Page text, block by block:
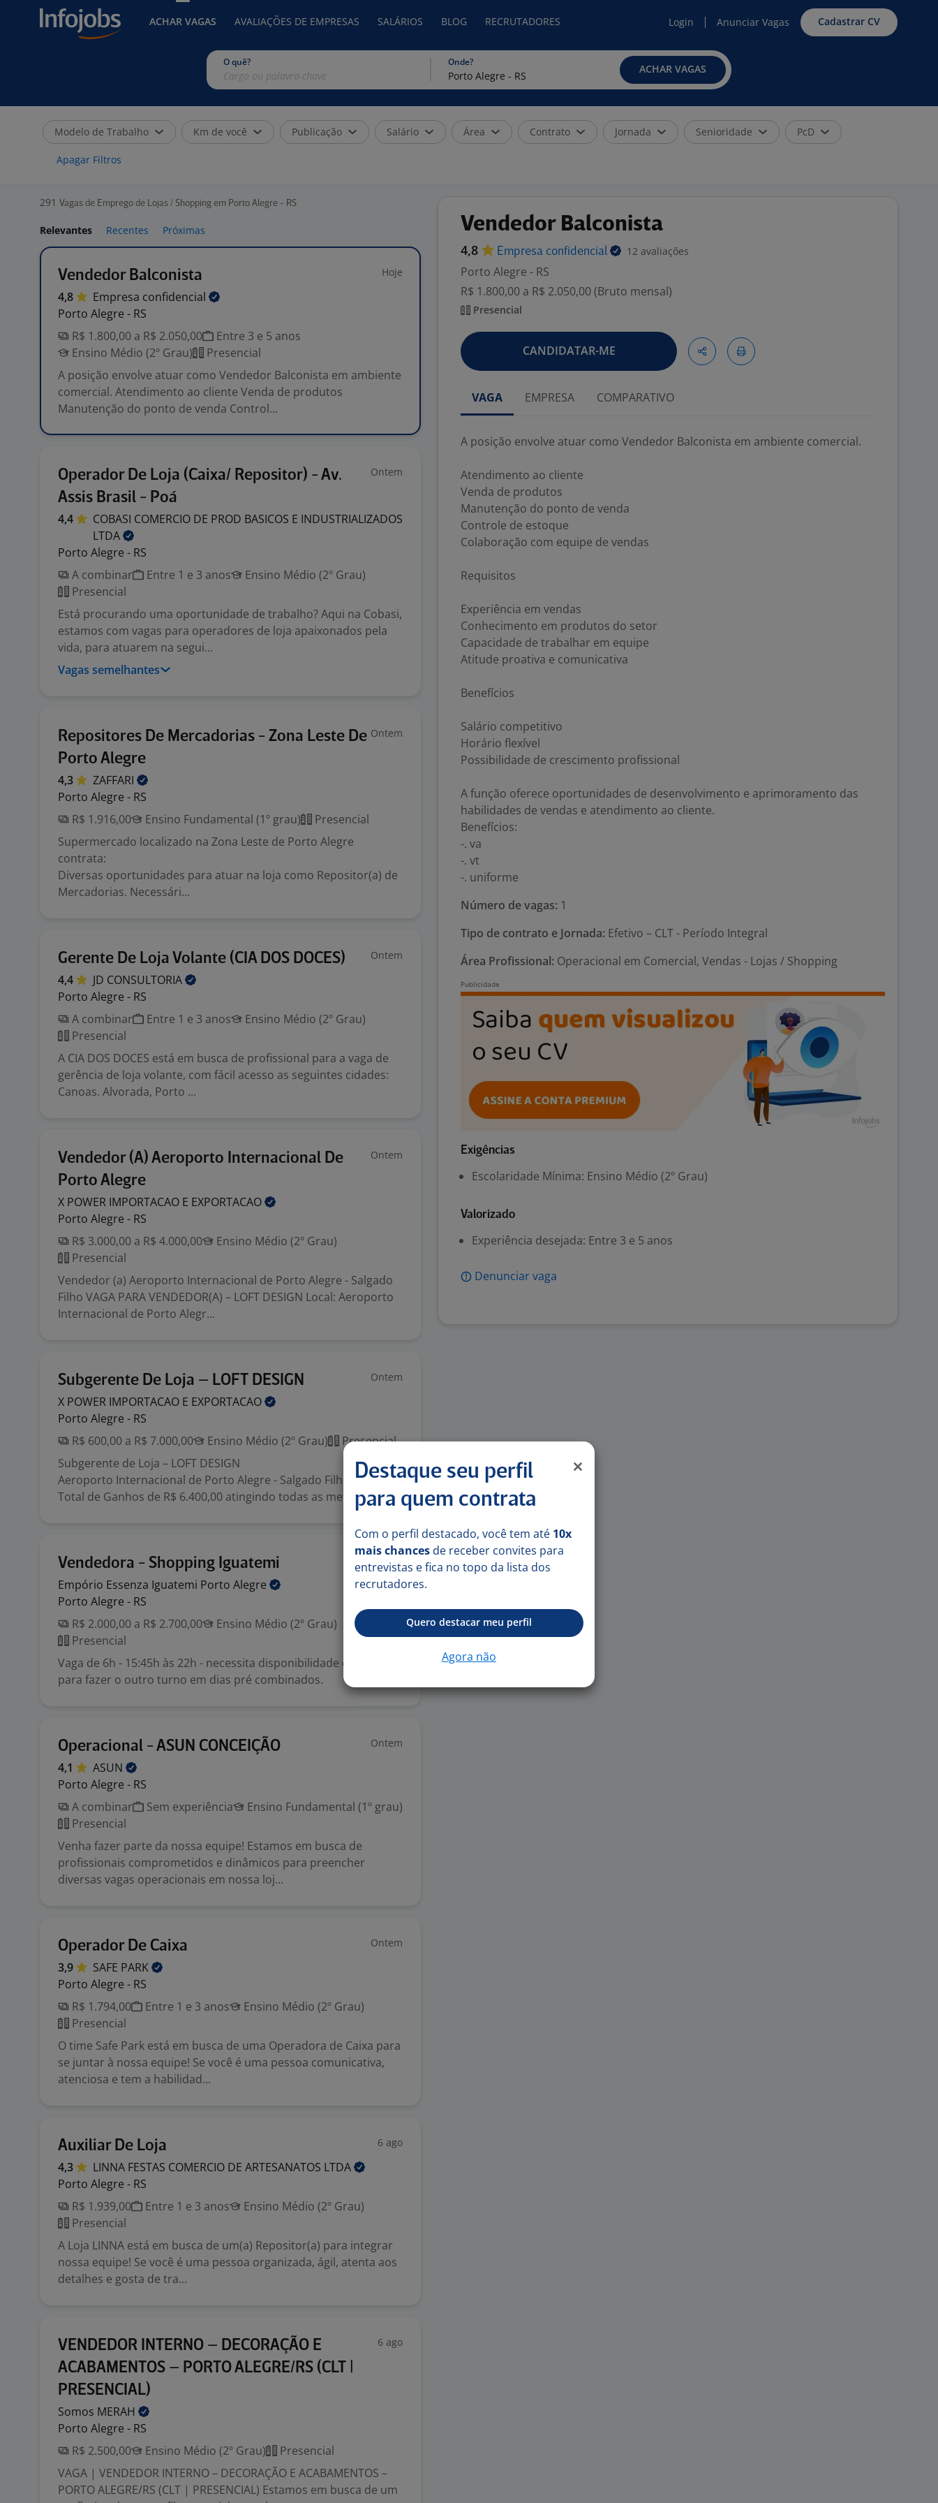
ACHAR VAGAS AVALIAÇÕES DE EMPRESAS SALÁRIOS BLOG RECRUTADORES Login Anunciar Vagas Cadastrar CV
O quê? Onde?
ACHAR VAGAS
Modelo de Trabalho Km de você Publicação Salário Área Contrato Jornada Senioridade PcD
Apagar Filtros
291 Vagas de Emprego de Lojas / Shopping em Porto Alegre - RS
Relevantes Recentes Próximas
Vendedor Balconista Hoje
4,8 Empresa confidencial
Porto Alegre - RS
R$ 1.800,00 a R$ 2.050,00
Entre 3 e 5 anos
Ensino Médio (2º Grau)
Presencial
A posição envolve atuar como Vendedor Balconista em ambiente
comercial. Atendimento ao cliente Venda de produtos
Manutenção do ponto de venda Control...
Operador De Loja (Caixa/ Repositor) - Av.
Assis Brasil - Poá
Ontem
4,4
COBASI COMERCIO DE PROD BASICOS E INDUSTRIALIZADOS
LTDA
Porto Alegre - RS
A combinar
Entre 1 e 3 anos
Ensino Médio (2º Grau)
Presencial
Está procurando uma oportunidade de trabalho? Aqui na Cobasi,
estamos com vagas para operadores de loja apaixonados pela
vida, para atuarem na segui...
Vagas semelhantes
Repositores De Mercadorias - Zona Leste De
Porto Alegre
Ontem
4,3
ZAFFARI
Porto Alegre - RS
R$ 1.916,00
Ensino Fundamental (1º grau)
Presencial
Supermercado localizado na Zona Leste de Porto Alegre
contrata:
Diversas oportunidades para atuar na loja como Repositor(a) de
Mercadorias. Necessári...
Gerente De Loja Volante (CIA DOS DOCES) Ontem
4,4 JD CONSULTORIA
Porto Alegre - RS
A combinar
Entre 1 e 3 anos
Ensino Médio (2º Grau)
Presencial
A CIA DOS DOCES está em busca de profissional para a vaga de
gerência de loja volante, com fácil acesso as seguintes cidades:
Canoas. Alvorada, Porto ...
Vendedor (A) Aeroporto Internacional De
Porto Alegre
Ontem
X POWER IMPORTACAO E EXPORTACAO
Porto Alegre - RS
R$ 3.000,00 a R$ 4.000,00
Ensino Médio (2º Grau)
Presencial
Vendedor (a) Aeroporto Internacional de Porto Alegre - Salgado
Filho VAGA PARA VENDEDOR(A) – LOFT DESIGN Local: Aeroporto
Internacional de Porto Alegr...
Subgerente De Loja – LOFT DESIGN Ontem
X POWER IMPORTACAO E EXPORTACAO
Porto Alegre - RS
R$ 600,00 a R$ 7.000,00
Ensino Médio (2º Grau)
Presencial
Subgerente de Loja – LOFT DESIGN
Aeroporto Internacional de Porto Alegre - Salgado Filho
Total de Ganhos de R$ 6.400,00 atingindo todas as metas. Qu...
Vendedora - Shopping Iguatemi Ontem
Empório Essenza Iguatemi Porto Alegre
Porto Alegre - RS
R$ 2.000,00 a R$ 2.700,00
Ensino Médio (2º Grau)
Presencial
Vaga de 6h - 15:45h às 22h - necessita disponibilidade de horário
para fazer o outro turno em dias pré combinados.
Operacional - ASUN CONCEIÇÃO Ontem
4,1
ASUN
Porto Alegre - RS
A combinar
Sem experiência
Ensino Fundamental (1º grau)
Presencial
Venha fazer parte da nossa equipe! Estamos em busca de
profissionais comprometidos e dinâmicos para preencher
diversas vagas operacionais em nossa loj...
Operador De Caixa Ontem
3,9 SAFE PARK
Porto Alegre - RS
R$ 1.794,00
Entre 1 e 3 anos
Ensino Médio (2º Grau)
Presencial
O time Safe Park está em busca de uma Operadora de Caixa para
se juntar à nossa equipe! Se você é uma pessoa comunicativa,
atenciosa e tem a habilidad...
Auxiliar De Loja 6 ago
4,3 LINNA FESTAS COMERCIO DE ARTESANATOS LTDA
Porto Alegre - RS
R$ 1.939,00
Entre 1 e 3 anos
Ensino Médio (2º Grau)
Presencial
A Loja LINNA está em busca de um(a) Repositor(a) para integrar
nossa equipe! Se você é uma pessoa organizada, ágil, atenta aos
detalhes e gosta de tra...
VENDEDOR INTERNO – DECORAÇÃO E
ACABAMENTOS – PORTO ALEGRE/RS (CLT |
PRESENCIAL)
6 ago
Somos MERAH
Porto Alegre - RS
R$ 2.500,00
Ensino Médio (2º Grau)
Presencial
VAGA | VENDEDOR INTERNO – DECORAÇÃO E ACABAMENTOS –
PORTO ALEGRE/RS (CLT | PRESENCIAL) Estamos em busca de um
Vendedor Balconista
4,8 Empresa confidencial 12 avaliações
Porto Alegre - RS
R$ 1.800,00 a R$ 2.050,00 (Bruto mensal)
Presencial
CANDIDATAR-ME
VAGA EMPRESA COMPARATIVO
A posição envolve atuar como Vendedor Balconista em ambiente comercial.
Atendimento ao cliente
Venda de produtos
Manutenção do ponto de venda
Controle de estoque
Colaboração com equipe de vendas
Requisitos
Experiência em vendas
Conhecimento em produtos do setor
Capacidade de trabalhar em equipe
Atitude proativa e comunicativa
Benefícios
Salário competitivo
Horário flexível
Possibilidade de crescimento profissional
A função oferece oportunidades de desenvolvimento e aprimoramento das
habilidades de vendas e atendimento ao cliente.
Benefícios:
-. va
-. vt
-. uniforme
Número de vagas: 1
Tipo de contrato e Jornada: Efetivo – CLT - Período Integral
Área Profissional: Operacional em Comercial, Vendas - Lojas / Shopping
Exigências
Escolaridade Mínima: Ensino Médio (2º Grau)
Valorizado
Experiência desejada: Entre 3 e 5 anos
Denunciar vaga
Destaque seu perfil
para quem contrata
Com o perfil destacado, você tem até 10x
mais chances de receber convites para
entrevistas e fica no topo da lista dos
recrutadores.
Quero destacar meu perfil
Agora não